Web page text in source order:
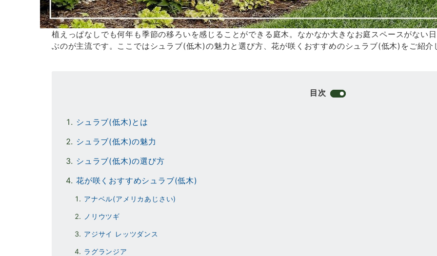
植えっぱなしでも何年も季節の移ろいを感じることができる庭木。なかなか大きなお庭スペースがない
ぶのが主流です。ここではシュラブ(低木)の魅力と選び方、花が咲くおすすめのシュラブ(低木)をご紹介
目次
シュラブ(低木)とは
シュラブ(低木)の魅力
シュラブ(低木)の選び方
花が咲くおすすめシュラブ(低木)
アナベル(アメリカあじさい)
ノリウツギ
アジサイ レッツダンス
ラグランジア